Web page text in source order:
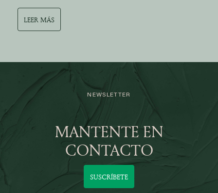
LEER MÁS
NEWSLETTER
MANTENTE EN
CONTACTO
SUSCRÍBETE